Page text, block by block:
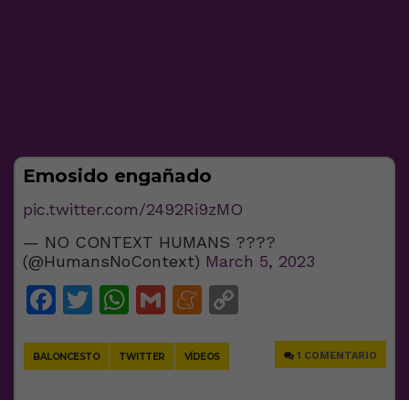
Emosido engañado
pic.twitter.com/2492Ri9zMO
— NO CONTEXT HUMANS ????
(@HumansNoContext) March 5, 2023
Facebook
Twitter
WhatsApp
GmailMeneame
BALONCESTO TWITTER VÍDEOS 1 COMENTARIO